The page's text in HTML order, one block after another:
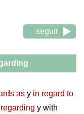
seguir
as y in regard to
regarding y with